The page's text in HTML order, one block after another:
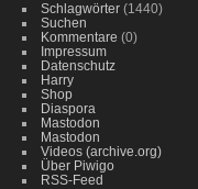
Schlagwörter(1440)
Suchen
Kommentare (0)
Impressum
Datenschutz
Harry
Shop
Diaspora
Mastodon
Mastodon
Videos (archive.org)
Über Piwigo
RSS-Feed